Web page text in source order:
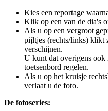
Kies een reportage
Klik op een van de dia's
Als u op een vergroot
pijltjes (rechts/links) klikt
verschijnen.
U kunt dat overigens ook
toetsenbord regelen.
Als u op het kruisje
verlaat u de foto.
De fotoseries: